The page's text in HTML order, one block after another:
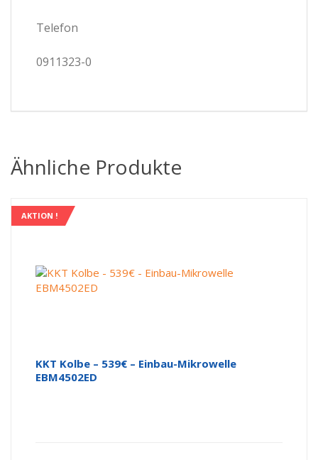
Telefon
0911323-0
Ähnliche Produkte
AKTION !
KKT Kolbe – 539€ – Einbau-Mikrowelle
EBM4502ED